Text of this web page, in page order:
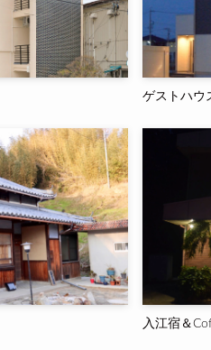
ゲストハウ
入江宿＆